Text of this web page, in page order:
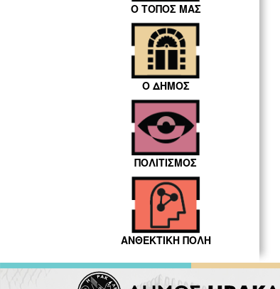
Ο ΤΟΠΟΣ ΜΑΣ
Ο ΔΗΜΟΣ
ΠΟΛΙΤΙΣΜΟΣ
ΑΝΘΕΚΤΙΚΗ ΠΟΛΗ